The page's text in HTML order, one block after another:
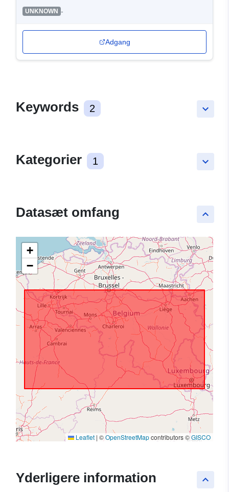
UNKNOWN -
Adgang
keyboard_arrow_down
Keywords 2
keyboard_arrow_down
Kategorier 1
keyboard_arrow_up
Datasæt omfang
+
−
Leaflet | ©OpenStreetMapcontributors ©GISCO
keyboard_arrow_up
Yderligere information